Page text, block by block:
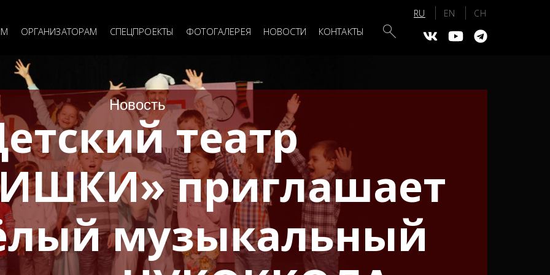
ОРГАНИЗАТОРАМ СПЕЦПРОЕКТЫ ФОТОГАЛЕРЕЯ НОВОСТИ КОНТАКТЫ
Search
Новость
театр
приглашает
музыкальный